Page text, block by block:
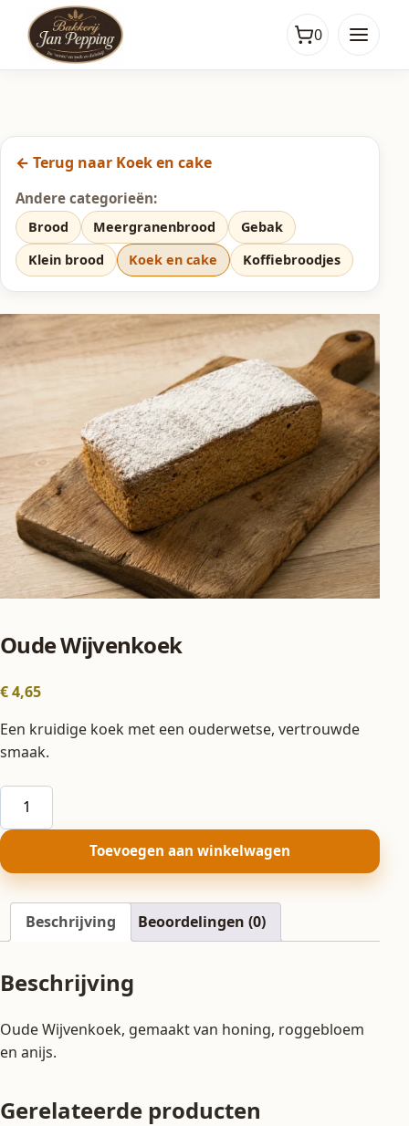
0
← Terug naar Koek en cake
Andere categorieën:
Brood Meergranenbrood
Gebak
Klein brood
Koek en cake Koffiebroodjes
Oude Wijvenkoek
€4,65
Een kruidige koek met een ouderwetse, vertrouwde
smaak.
Oude
Wijvenkoek
aantal
Toevoegen aan winkelwagen
Beschrijving Beoordelingen (0)
Beschrijving
Oude Wijvenkoek, gemaakt van honing, roggebloem
en anijs.
Gerelateerde producten